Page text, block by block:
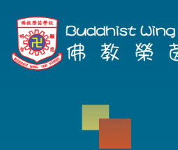
移至主內容